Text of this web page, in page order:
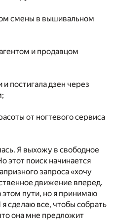
смены в вышивальном
и продавцом
постигала дзен через
от ногтевого сервиса
Я выхожу в свободное
этот поиск начинается
запроса «хочу
движение вперед.
пути, но я принимаю
сделаю все, чтобы собрать
она мне предложит